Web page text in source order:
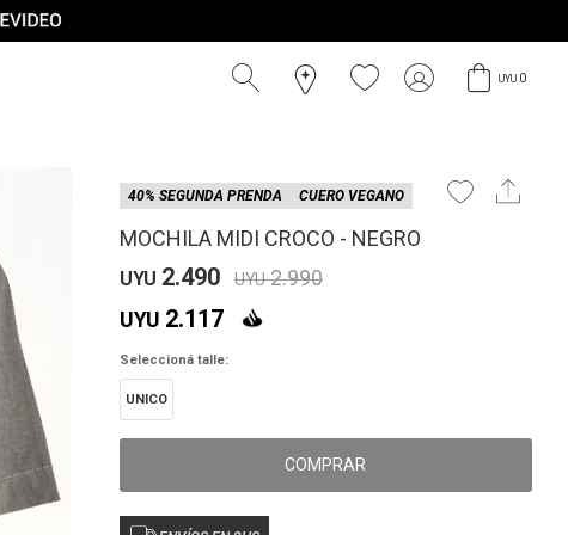
UYU 0
40% SEGUNDA PRENDA CUERO VEGANO
MOCHILA MIDI CROCO - NEGRO
UYU 2.490 UYU 2.990
UYU 2.117
Seleccioná talle:
UNICO
COMPRAR